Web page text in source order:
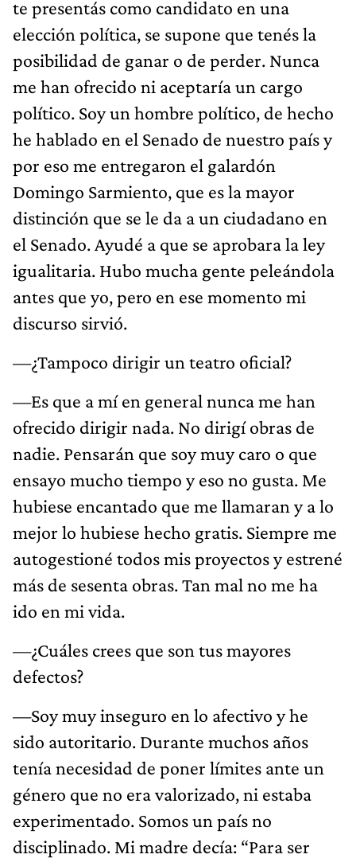
te presentás como candidato en una
elección política, se supone que tenés la
posibilidad de ganar o de perder. Nunca
me han ofrecido ni aceptaría un cargo
político. Soy un hombre político, de hecho
he hablado en el Senado de nuestro país y
por eso me entregaron el galardón
Domingo Sarmiento, que es la mayor
distinción que se le da a un ciudadano en
el Senado. Ayudé a que se aprobara la ley
igualitaria. Hubo mucha gente peleándola
antes que yo, pero en ese momento mi
discurso sirvió.
—¿Tampoco dirigir un teatro oficial?
—Es que a mí en general nunca me han
ofrecido dirigir nada. No dirigí obras de
nadie. Pensarán que soy muy caro o que
ensayo mucho tiempo y eso no gusta. Me
hubiese encantado que me llamaran y a lo
mejor lo hubiese hecho gratis. Siempre me
autogestioné todos mis proyectos y estrené
más de sesenta obras. Tan mal no me ha
ido en mi vida.
—¿Cuáles crees que son tus mayores
defectos?
—Soy muy inseguro en lo afectivo y he
sido autoritario. Durante muchos años
tenía necesidad de poner límites ante un
género que no era valorizado, ni estaba
experimentado. Somos un país no
disciplinado. Mi madre decía: “Para ser